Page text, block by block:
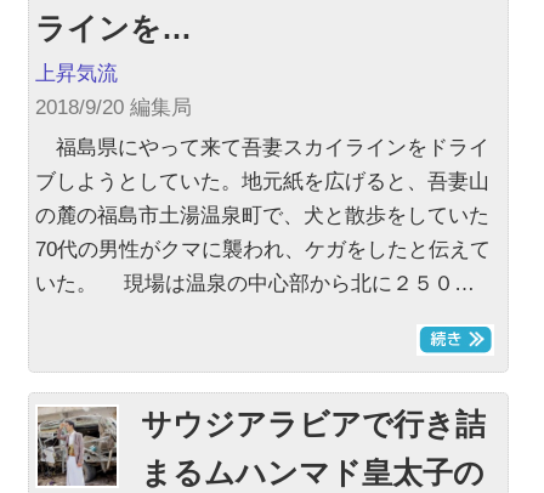
ラインを…
上昇気流
2018/9/20 編集局
福島県にやって来て吾妻スカイラインをドライ
ブしようとしていた。地元紙を広げると、吾妻山
の麓の福島市土湯温泉町で、犬と散歩をしていた
70代の男性がクマに襲われ、ケガをしたと伝えて
いた。 現場は温泉の中心部から北に２５０…
サウジアラビアで行き詰
まるムハンマド皇太子の